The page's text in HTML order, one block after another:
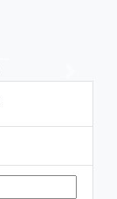
下一张